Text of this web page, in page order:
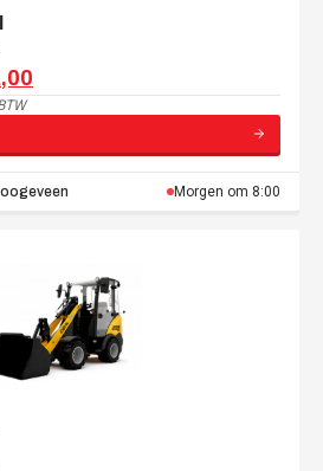
Morgen om 8:00